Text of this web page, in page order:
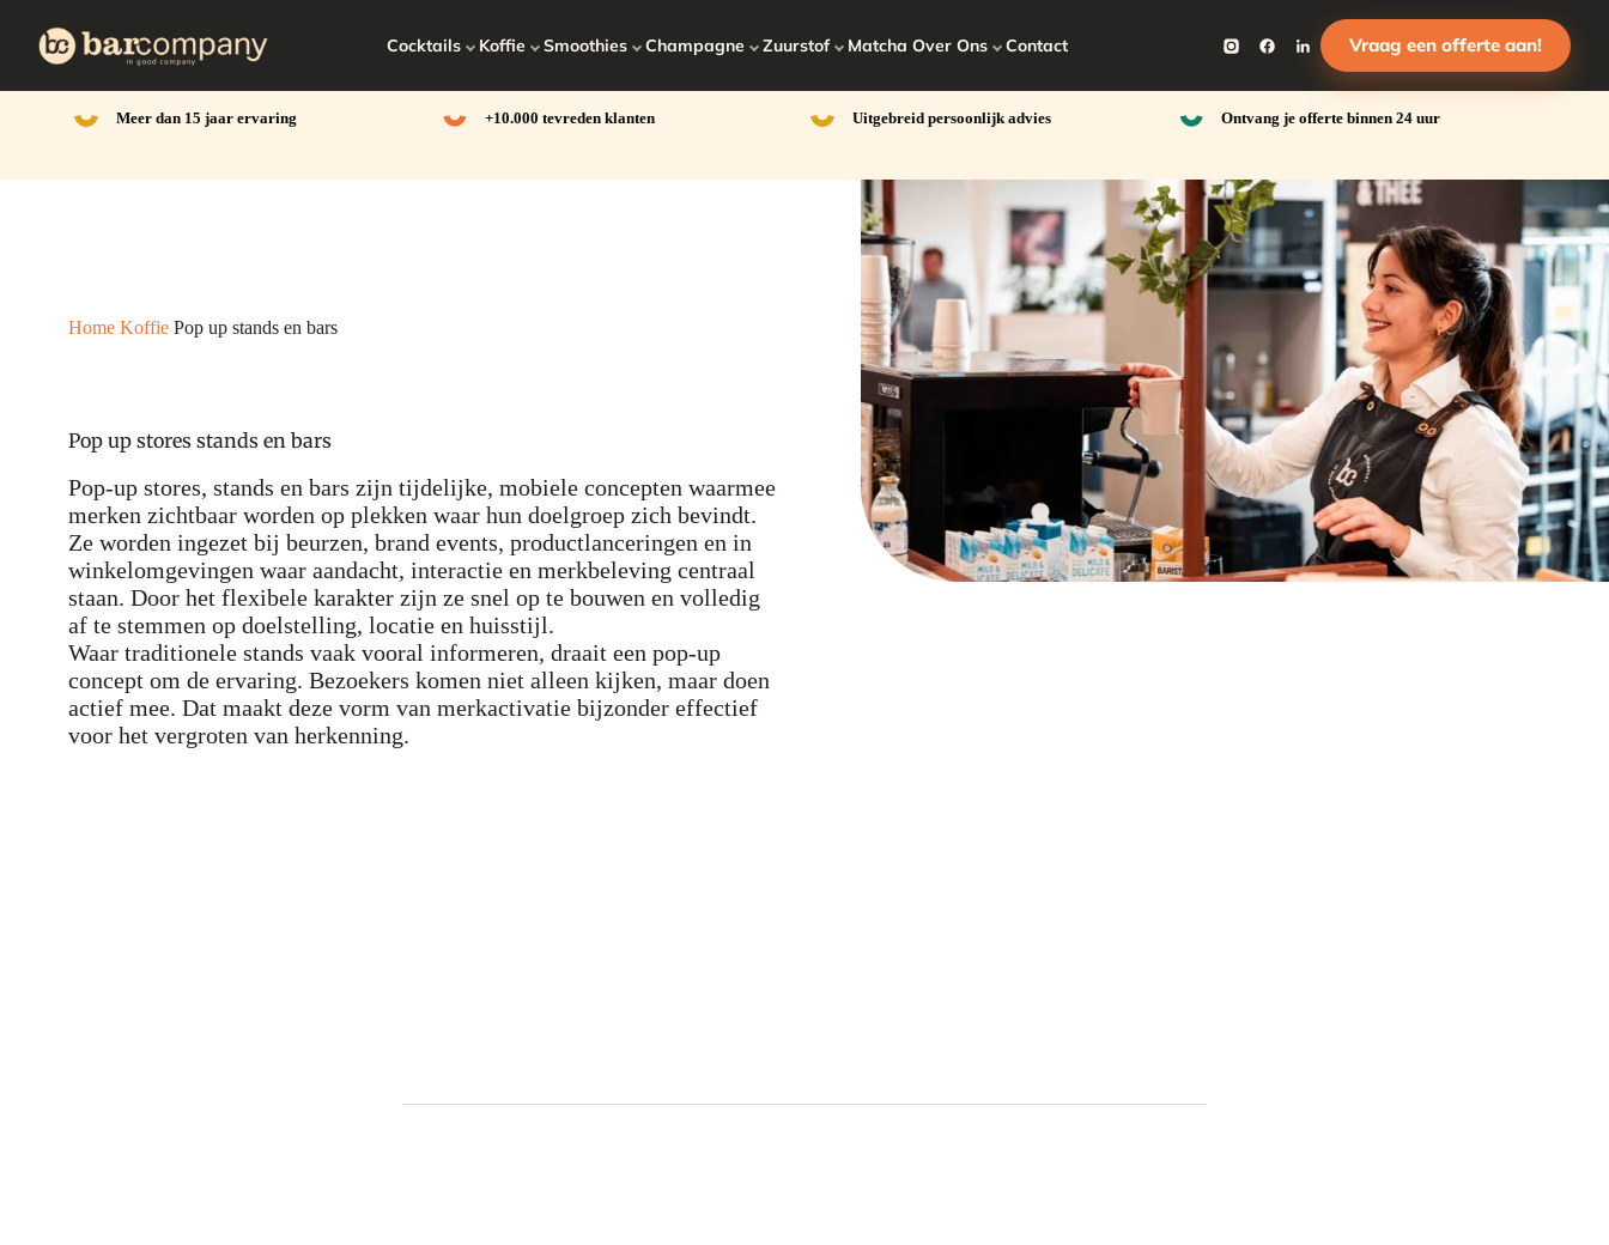
Cocktails Koffie Smoothies Champagne Zuurstof Matcha Over Ons Contact Vraag een offerte aan!
Meer dan 15 jaar ervaring +10.000 tevreden klanten Uitgebreid persoonlijk advies Ontvang je offerte binnen 24 uur
Home Koffie Pop up stands en bars
Pop up stores stands en bars
Pop-up stores, stands en bars zijn tijdelijke, mobiele concepten waarmee
merken zichtbaar worden op plekken waar hun doelgroep zich bevindt.
Ze worden ingezet bij beurzen, brand events, productlanceringen en in
winkelomgevingen waar aandacht, interactie en merkbeleving centraal
staan. Door het flexibele karakter zijn ze snel op te bouwen en volledig
af te stemmen op doelstelling, locatie en huisstijl.
Waar traditionele stands vaak vooral informeren, draait een pop-up
concept om de ervaring. Bezoekers komen niet alleen kijken, maar doen
actief mee. Dat maakt deze vorm van merkactivatie bijzonder effectief
voor het vergroten van herkenning.